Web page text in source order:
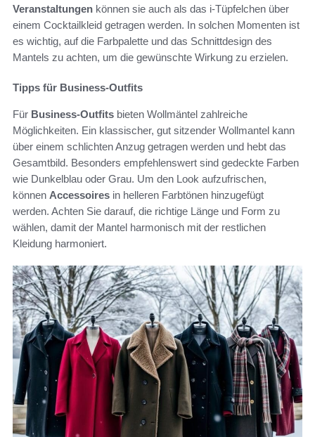
Veranstaltungen können sie auch als das i-Tüpfelchen über
einem Cocktailkleid getragen werden. In solchen Momenten ist
es wichtig, auf die Farbpalette und das Schnittdesign des
Mantels zu achten, um die gewünschte Wirkung zu erzielen.
Tipps für Business-Outfits
Für Business-Outfits bieten Wollmäntel zahlreiche
Möglichkeiten. Ein klassischer, gut sitzender Wollmantel kann
über einem schlichten Anzug getragen werden und hebt das
Gesamtbild. Besonders empfehlenswert sind gedeckte Farben
wie Dunkelblau oder Grau. Um den Look aufzufrischen,
können Accessoires in helleren Farbtönen hinzugefügt
werden. Achten Sie darauf, die richtige Länge und Form zu
wählen, damit der Mantel harmonisch mit der restlichen
Kleidung harmoniert.